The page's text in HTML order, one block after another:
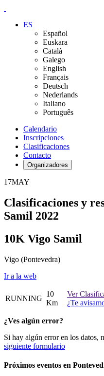
ES
Español
Euskara
Català
Galego
English
Français
Deutsch
Nederlands
Italiano
Português
Calendario
Inscripciones
Clasificaciones
Contacto
Organizadores
17MAY
Clasificaciones y
Samil 2022
10K Vigo Samil
Vigo (Pontevedra)
Ir a la web
RUNNING
10
Km
Ver
¿Te
¿Ves algún error?
Si hay algún error en los datos,
siguiente formulario
Próximos eventos en